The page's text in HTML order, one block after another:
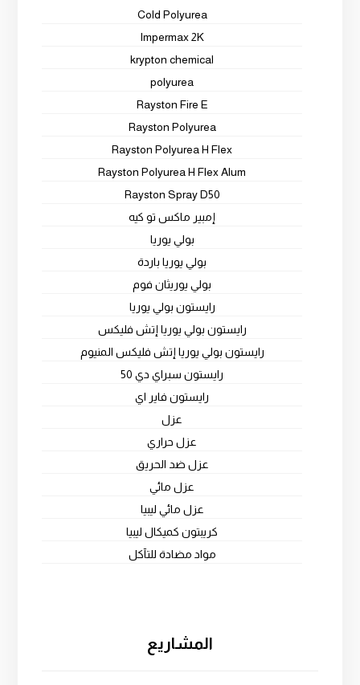
Cold Polyurea
Impermax 2K
krypton chemical
polyurea
Rayston Fire E
Rayston Polyurea
Rayston Polyurea H Flex
Rayston Polyurea H Flex Alum
Rayston Spray D50
إمبير ماكس تو كيه
بولي يوريا
بولي يوريا باردة
بولي يوريثان فوم
رايستون بولي يوريا
رايستون بولي يوريا إتش فليكس
رايستون بولي يوريا إتش فليكس المنيوم
رايستون سبراي دي 50
رايستون فاير اي
عزل
عزل حراري
عزل ضد الحريق
عزل مائي
عزل مائي ليبيا
كريبتون كميكال ليبيا
مواد مضادة للتآكل
المشاريع